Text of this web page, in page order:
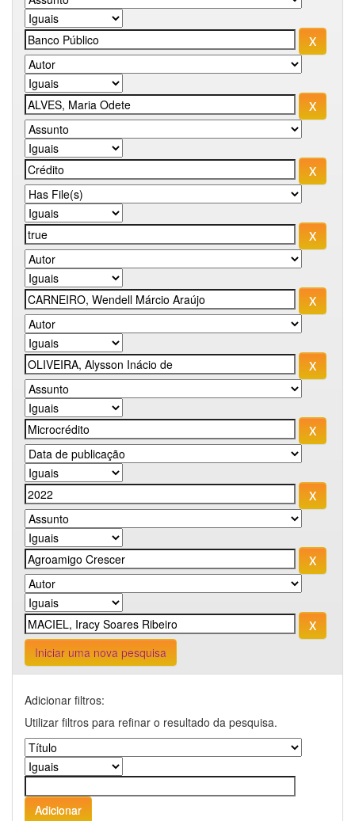
Iniciar uma nova pesquisa
Adicionar filtros:
Utilizar filtros para refinar o resultado da pesquisa.